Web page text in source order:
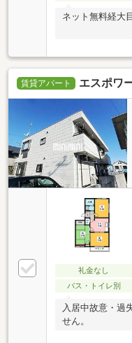
ネット無料経大
賃貸アパート エスポワ
礼金なし
バス・トイレ別
入居中故意・過
せん。